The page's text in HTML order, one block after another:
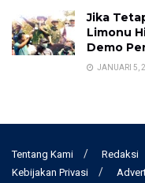
Jika
Limonu
Demo
JANUARI 5,
Tentang Kami Redaksi
Kebijakan Privasi